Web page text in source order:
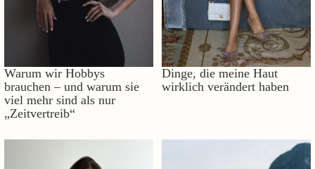
Warum wir Hobbys
brauchen – und warum sie
viel mehr sind als nur
„Zeitvertreib“
Dinge, die meine Haut
wirklich verändert haben